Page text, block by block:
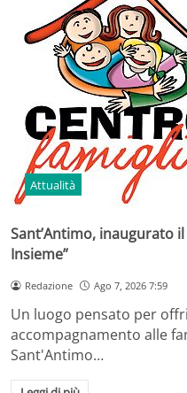
Attualità
Sant’Antimo, inaugurato
Insieme”
Redazione Ago 7, 2026 7:59
Un luogo pensato per
accompagnamento alle
Sant'Antimo…